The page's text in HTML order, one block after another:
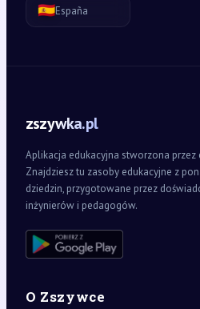
🇪🇸España
zszywka.pl
Aplikacja edukacyjna stworzona przez
Znajdziesz tu zasoby edukacyjne z
dziedzin, przygotowane przez
inżynierów i pedagogów.
O Zszywce